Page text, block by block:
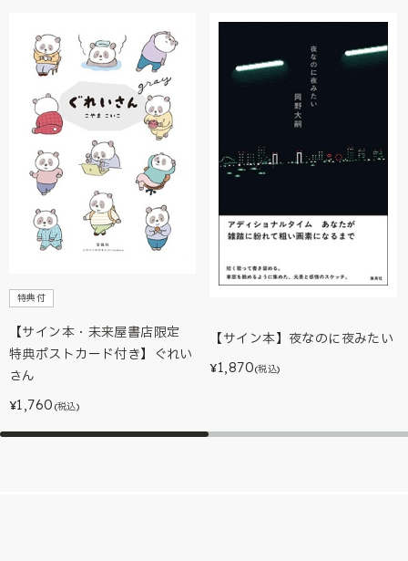
特典付
【サイン本・未来屋書店限定
特典ポストカード付き】ぐれい
さん
¥1,760 (税込)
【サイン本】夜なのに夜みたい
¥1,870(税込)